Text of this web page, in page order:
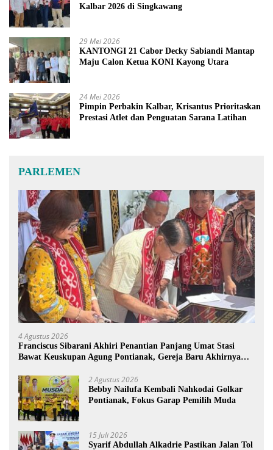
Kalbar 2026 di Singkawang
29 Mei 2026
KANTONGI 21 Cabor Decky Sabiandi Mantap
Maju Calon Ketua KONI Kayong Utara
24 Mei 2026
Pimpin Perbakin Kalbar, Krisantus Prioritaskan
Prestasi Atlet dan Penguatan Sarana Latihan
PARLEMEN
4 Agustus 2026
Franciscus Sibarani Akhiri Penantian Panjang Umat Stasi
Bawat Keuskupan Agung Pontianak, Gereja Baru Akhirnya
2 Agustus 2026
Bebby Nailufa Kembali Nahkodai Golkar
Pontianak, Fokus Garap Pemilih Muda
15 Juli 2026
Syarif Abdullah Alkadrie Pastikan Jalan Tol